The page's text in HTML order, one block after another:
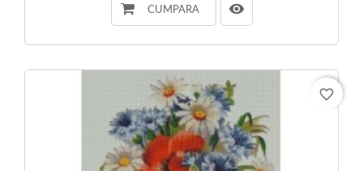
CUMPARA
favorite_border